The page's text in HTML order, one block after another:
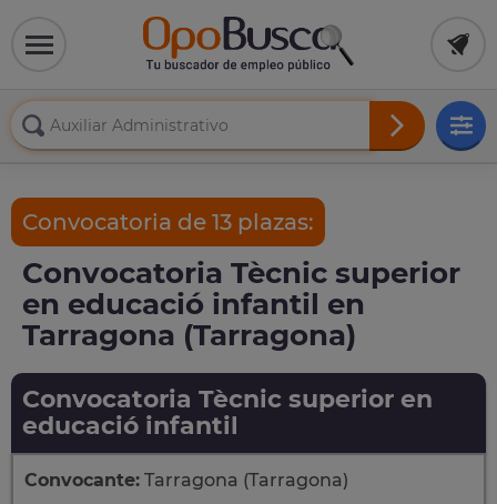
Convocatoria de 13 plazas:
Convocatoria Tècnic superior
en educació infantil en
Tarragona (Tarragona)
Convocatoria Tècnic superior en
educació infantil
Convocante: Tarragona (Tarragona)